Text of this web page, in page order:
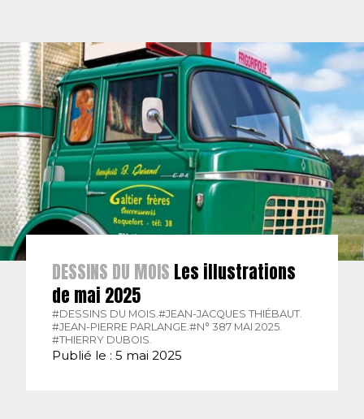
DESSINS DU MOIS Les illustrations
de mai 2025
#DESSINS DU MOIS. #JEAN-JACQUES THIÉBAUT.
#JEAN-PIERRE PARLANGE. #N° 387 MAI 2025.
#THIERRY DUBOIS.
Publié le : 5 mai 2025